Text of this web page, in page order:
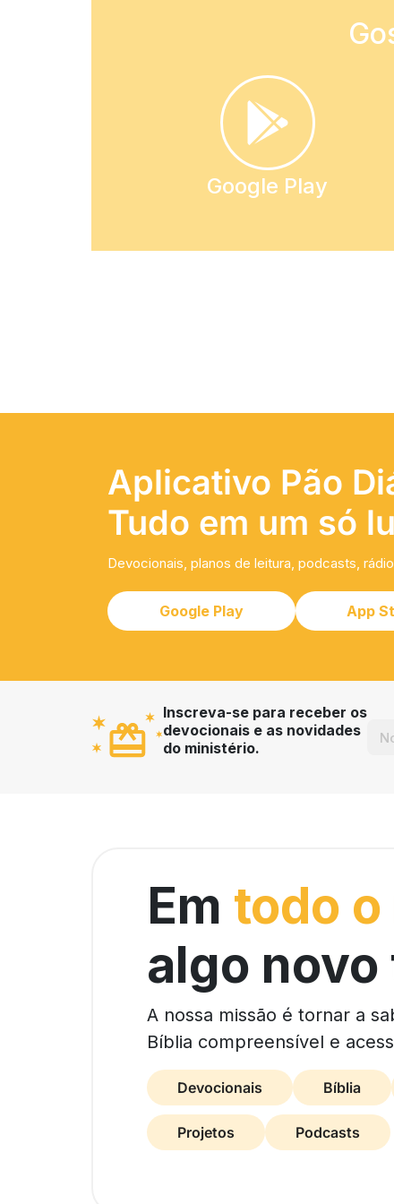
Google Play
Aplicativo Pão
Tudo em um só
Devocionais, planos de leitura, podcasts,
Google Play App
Inscreva-se para receber os
devocionais e as novidades
do ministério.
Em todo
algo novo
A nossa missão é tornar a
Bíblia compreensível e
Devocionais Bíblia
Projetos Podcasts